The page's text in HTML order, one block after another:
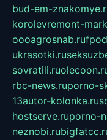
bud-em-
korolevremont-
oooagrosnab.ru
ukrasotki.ru
sovratili.ru
rbc-news.ruporno-
13autor-kolonka.ru
hostserve.ruporno-
neznobi.ru